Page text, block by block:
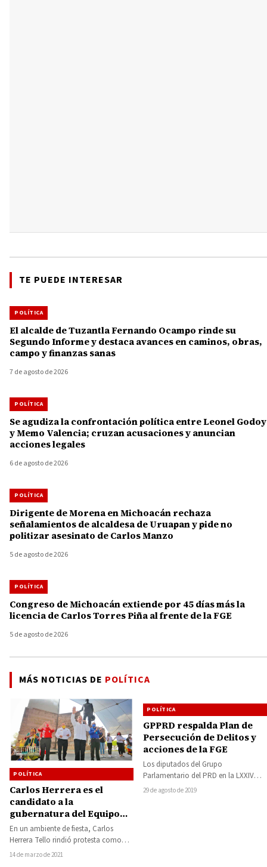
TE PUEDE INTERESAR
POLÍTICA
El alcalde de Tuzantla Fernando Ocampo rinde su
Segundo Informe y destaca avances en caminos, obras,
campo y finanzas sanas
7 de agosto de 2026
POLÍTICA
Se agudiza la confrontación política entre Leonel Godoy
y Memo Valencia; cruzan acusaciones y anuncian
acciones legales
6 de agosto de 2026
POLÍTICA
Dirigente de Morena en Michoacán rechaza
señalamientos de alcaldesa de Uruapan y pide no
politizar asesinato de Carlos Manzo
5 de agosto de 2026
POLÍTICA
Congreso de Michoacán extiende por 45 días más la
licencia de Carlos Torres Piña al frente de la FGE
5 de agosto de 2026
MÁS NOTICIAS DE POLÍTICA
POLÍTICA
Carlos Herrera es el
candidato a la
gubernatura del Equipo
por Michoacán
En un ambiente de fiesta, Carlos
Herrera Tello rindió protesta como
candidato común del Equipo por
14 de marzo de 2021
POLÍTICA
GPPRD respalda Plan de
Persecución de Delitos y
acciones de la FGE
Los diputados del Grupo
Parlamentario del PRD en la LXXIV
Legislatura en el Congreso del Estado
29 de agosto de 2019